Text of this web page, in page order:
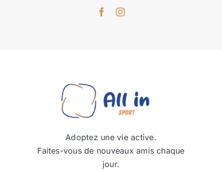
Adoptez une vie active.
Faites-vous de nouveaux amis chaque
jour.